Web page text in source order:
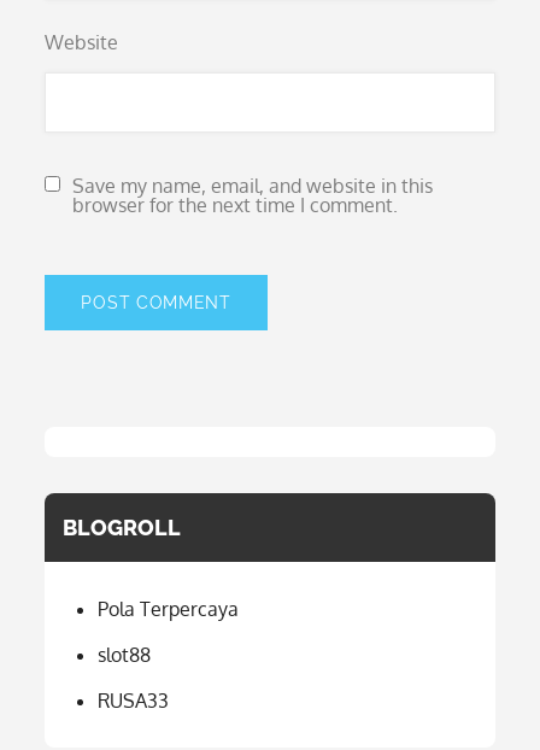
Website
Save my name, email, and website in this
browser for the next time I comment.
BLOGROLL
Pola Terpercaya
slot88
RUSA33